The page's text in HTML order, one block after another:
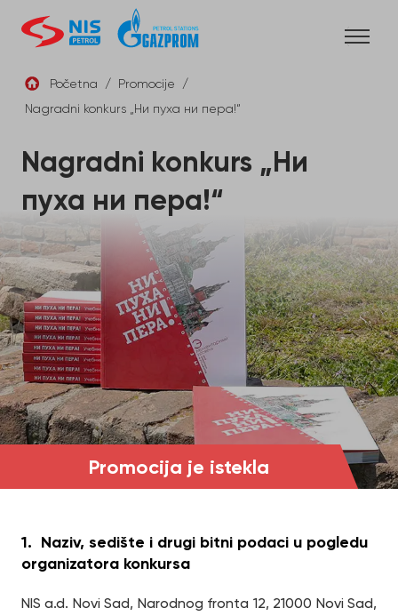
content
Promocija je istekla
Početna / Promocije
/
Nagradni konkurs „Ни пуха ни пера!“
Nagradni konkurs „Ни
пуха ни пера!“
1. Naziv, sedište i drugi bitni podaci u pogledu
organizatora konkursa
NIS a.d. Novi Sad, Narodnog fronta 12, 21000 Novi Sad,